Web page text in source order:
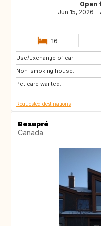
Open
Jun 15, 2026 -
16
Use/Exchange of car:
Non-smoking house:
Pet care wanted:
BS
GR
MA
Requested destinations
Beaupré
Canada